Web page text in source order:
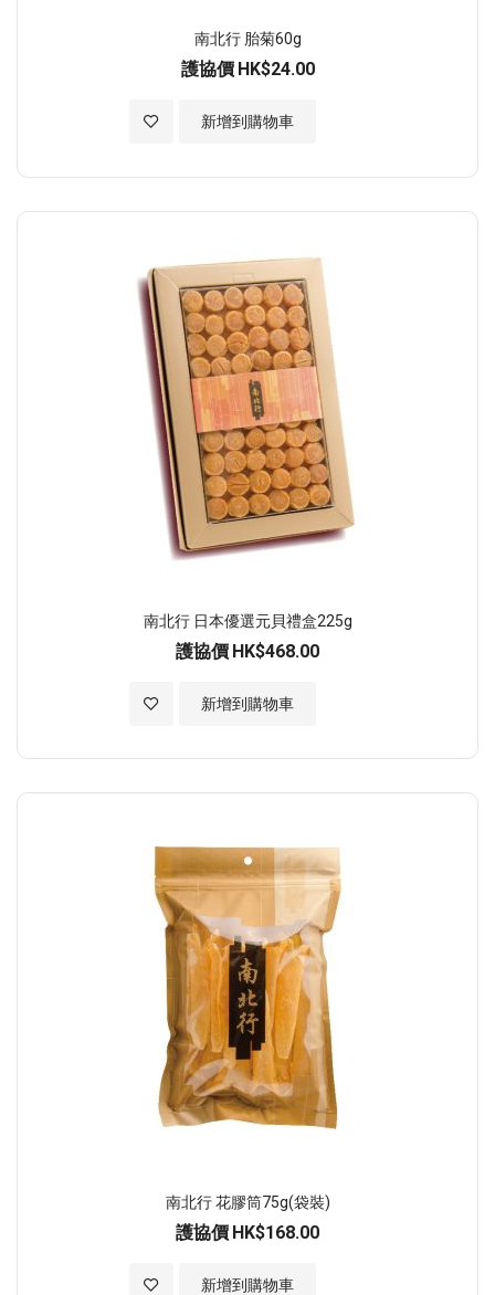
南北行 胎菊60g
護協價 HK$24.00
新增到購物車
加入至願望清單
南北行 日本優選元貝禮盒225g
護協價 HK$468.00
新增到購物車
加入至願望清單
南北行 花膠筒75g(袋裝)
護協價 HK$168.00
新增到購物車
加入至願望清單